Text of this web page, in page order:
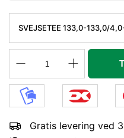
SVEJSETEE 133,0-133,0/
TYPE A.
Gratis levering ved